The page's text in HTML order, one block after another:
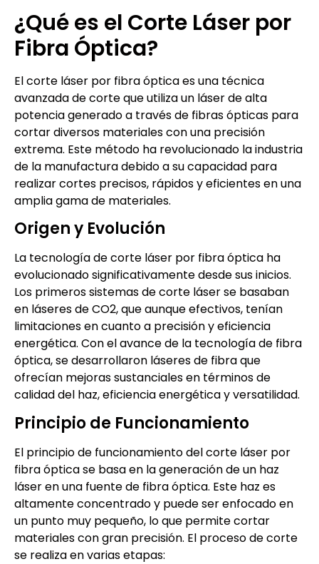
¿Qué es el Corte Láser por
Fibra Óptica?
El corte láser por fibra óptica es una técnica
avanzada de corte que utiliza un láser de alta
potencia generado a través de fibras ópticas para
cortar diversos materiales con una precisión
extrema. Este método ha revolucionado la industria
de la manufactura debido a su capacidad para
realizar cortes precisos, rápidos y eficientes en una
amplia gama de materiales.
Origen y Evolución
La tecnología de corte láser por fibra óptica ha
evolucionado significativamente desde sus inicios.
Los primeros sistemas de corte láser se basaban
en láseres de CO2, que aunque efectivos, tenían
limitaciones en cuanto a precisión y eficiencia
energética. Con el avance de la tecnología de fibra
óptica, se desarrollaron láseres de fibra que
ofrecían mejoras sustanciales en términos de
calidad del haz, eficiencia energética y versatilidad.
Principio de Funcionamiento
El principio de funcionamiento del corte láser por
fibra óptica se basa en la generación de un haz
láser en una fuente de fibra óptica. Este haz es
altamente concentrado y puede ser enfocado en
un punto muy pequeño, lo que permite cortar
materiales con gran precisión. El proceso de corte
se realiza en varias etapas: